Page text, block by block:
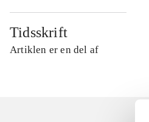
Tidsskrift
Artiklen er en del af